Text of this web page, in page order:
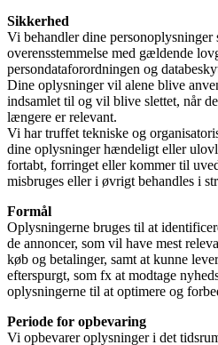
Sikkerhed
Vi behandler dine
overensstemmelse med gældende
persondataforordningen og
Dine oplysninger vil alene blive
indsamlet til og vil blive slettet, når
længere er relevant.
Vi har truffet tekniske og
dine oplysninger hændeligt eller
fortabt, forringet eller kommer til
misbruges eller i øvrigt behandles i
Formål
Oplysningerne bruges til at
de annoncer, som vil have mest
køb og betalinger, samt at kunne
efterspurgt, som fx at modtage
oplysningerne til at optimere og
Periode for opbevaring
Vi opbevarer oplysninger i det